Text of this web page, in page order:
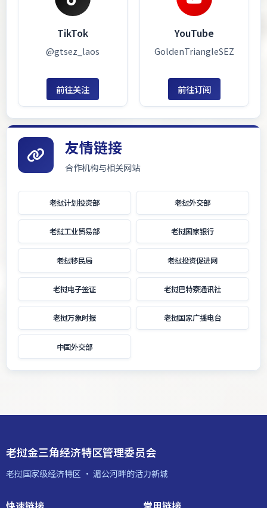
TikTok
@gtsez_laos
前往关注
YouTube
GoldenTriangleSEZ
前往订阅
友情链接
合作机构与相关网站
老挝计划投资部 老挝外交部
老挝工业贸易部 老挝国家银行
老挝移民局 老挝投资促进网
老挝电子签证 老挝巴特寮通讯社
老挝万象时报 老挝国家广播电台
中国外交部
老挝金三角经济特区管理委员会
老挝国家级经济特区 · 湄公河畔的活力新城